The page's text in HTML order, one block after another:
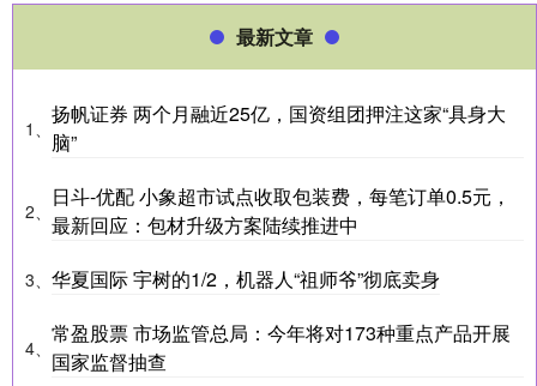
最新文章
1、
扬帆证券 两个月融近25亿，国资组团押注这家“具身大
脑”
2、
日斗-优配 小象超市试点收取包装费，每笔订单0.5元，
最新回应：包材升级方案陆续推进中
3、 华夏国际 宇树的1/2，机器人“祖师爷”彻底卖身
4、
常盈股票 市场监管总局：今年将对173种重点产品开展
国家监督抽查